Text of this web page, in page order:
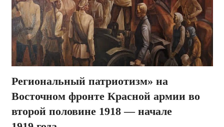
Региональный патриотизм» на
Восточном фронте Красной армии во
второй половине 1918 — начале